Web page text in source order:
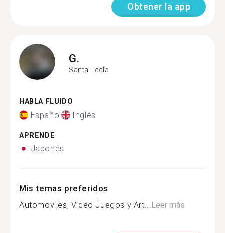
Obtener la app
G.
Santa Tecla
HABLA FLUIDO
Español Inglés
APRENDE
Japonés
Mis temas preferidos
Automoviles, Video Juegos y Art...Leer más